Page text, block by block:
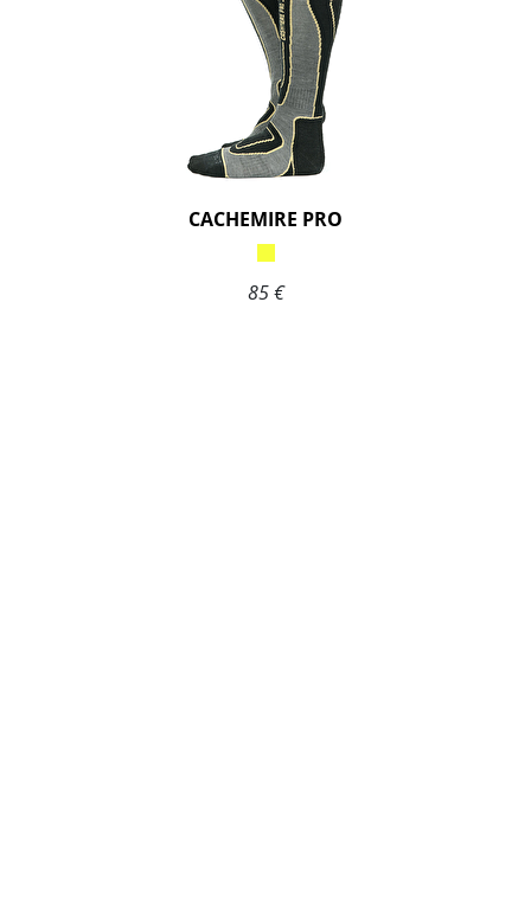
CACHEMIRE PRO
85 €